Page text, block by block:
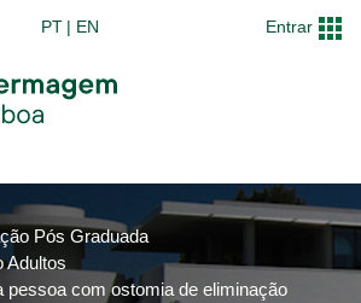
PT EN Entrar
Pós Graduada
Adultos
pessoa com ostomia de eliminação